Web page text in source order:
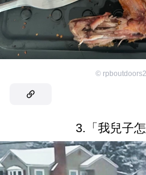
©
3.「我兒子怎